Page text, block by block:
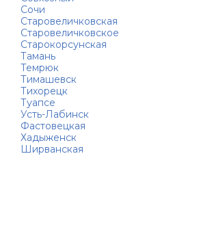
Сочи
Старовеличковская
Старовеличковское
Старокорсунская
Тамань
Темрюк
Тимашевск
Тихорецк
Туапсе
Усть-Лабинск
Фастовецкая
Хадыженск
Ширванская